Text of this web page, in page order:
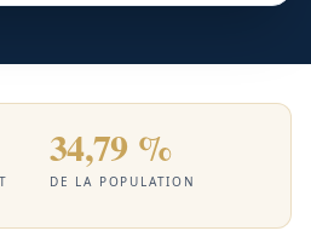
34,79 %
DE LA POPULATION